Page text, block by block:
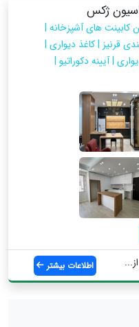
ژکس
کابینت های آشپزخانه |
قرنیز | کاغذ دیواری |
| آیینه دکوراتیو |
اطلاعات بیشتر